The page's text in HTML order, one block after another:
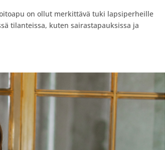
on ollut merkittävä tuki lapsiperheille
tilanteissa, kuten sairastapauksissa ja